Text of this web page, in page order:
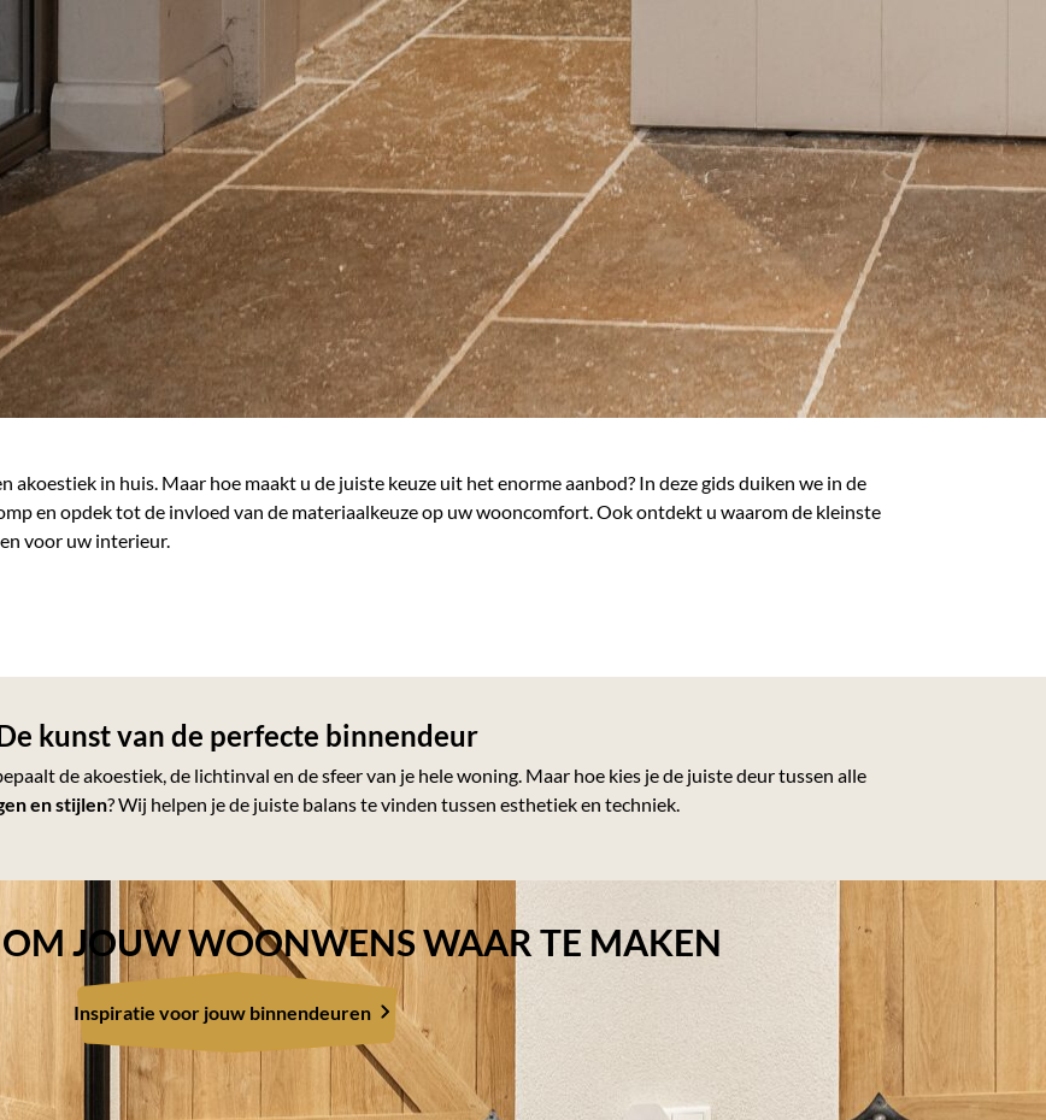
akoestiek in huis. Maar hoe maakt u de juiste keuze uit het enorme aanbod? In deze gids duiken we in de
en opdek tot de invloed van de materiaalkeuze op uw wooncomfort. Ook ontdekt u waarom de kleinste
voor uw interieur.
kunst van de perfecte binnendeur
de akoestiek, de lichtinval en de sfeer van je hele woning. Maar hoe kies je de juiste deur tussen alle
en stijlen? Wij helpen je de juiste balans te vinden tussen esthetiek en techniek.
OM JOUW WOONWENS WAAR TE MAKEN
Inspiratie voor jouw binnendeuren